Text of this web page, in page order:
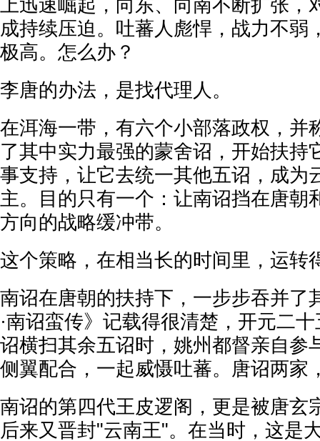
上迅速崛起，向东、向南不断扩张，
成持续压迫。吐蕃人彪悍，战力不弱
极高。怎么办？
李唐的办法，是找代理人。
在洱海一带，有六个小部落政权，并
了其中实力最强的蒙舍诏，开始扶持
事支持，让它去统一其他五诏，成为
主。目的只有一个：让南诏挡在唐朝
方向的战略缓冲带。
这个策略，在相当长的时间里，运转
南诏在唐朝的扶持下，一步步吞并了
·南诏蛮传》记载得很清楚，开元二
诏横扫其余五诏时，姚州都督亲自参
侧翼配合，一起威慑吐蕃。唐诏两家
南诏的第四代王皮逻阁，更是被唐玄
后来又晋封"云南王"。在当时，这是